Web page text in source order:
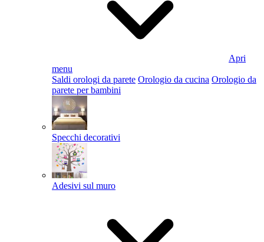
Apri
menu
Saldi orologi da parete Orologio da cucina Orologio da
parete per bambini
Specchi decorativi
Adesivi sul muro